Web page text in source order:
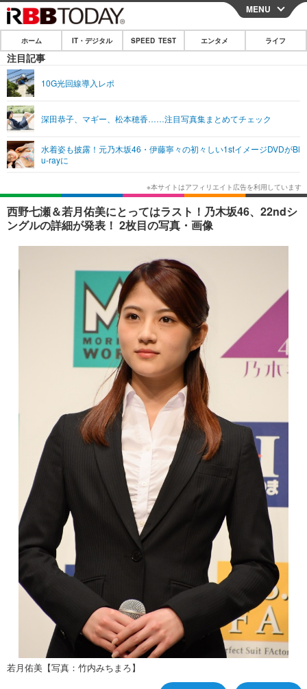
CLOSE
ホーム
IT・デジタル
ショッピング その他
SPEED TEST
エンタメ
エンタメTOP
韓国・芸能
音楽 スポーツ
ショッピング
ライフ
ライフTOP グルメ
ペット ショッピング
その他
リリース一覧
プッシュ通知の停止方法
MENU
ホーム IT・デジタル SPEED TEST エンタメ ライフ
注目記事
10G光回線導入レポ
深田恭子、マギー、松本穂香……注目写真集まとめてチェック
水着姿も披露！元乃木坂46・伊藤寧々の初々しい1stイメージDVDがBl
u-rayに
西野七瀬＆若月佑美にとってはラスト！乃木坂46、22ndシ
ングルの詳細が発表！ 2枚目の写真・画像
若月佑美【写真：竹内みちまろ】